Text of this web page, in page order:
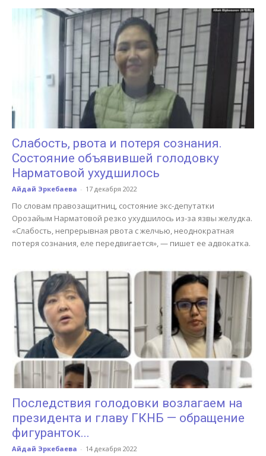
Слабость, рвота и потеря сознания.
Состояние объявившей голодовку
Нарматовой ухудшилось
Айдай Эркебаева - 17 декабря 2022
По словам правозащитниц, состояние экс-депутатки
Орозайым Нарматовой резко ухудшилось из-за язвы желудка.
«Слабость, непрерывная рвота с желчью, неоднократная
потеря сознания, еле передвигается», — пишет ее адвокатка.
Последствия голодовки возлагаем на
президента и главу ГКНБ — обращение
фигуранток...
Айдай Эркебаева - 14 декабря 2022